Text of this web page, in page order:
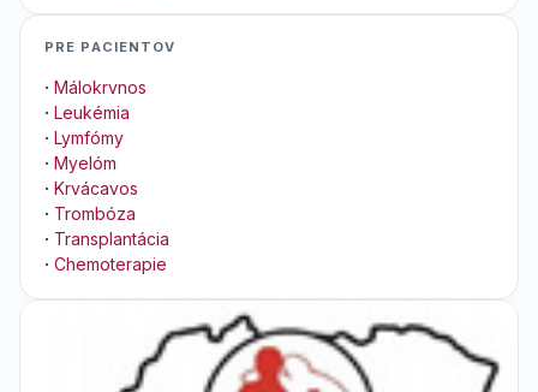
PRE PACIENTOV
· Málokrvnos
· Leukémia
· Lymfómy
· Myelóm
· Krvácavos
· Trombóza
· Transplantácia
· Chemoterapie